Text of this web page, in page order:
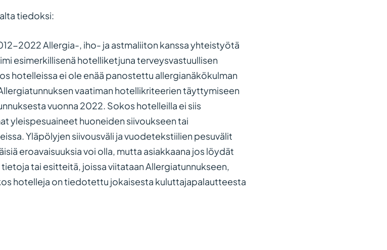
tiedoksi:
2022 Allergia-, iho- ja astmaliiton kanssa yhteistyötä
esimerkillisenä hotelliketjuna terveysvastuullisen
hotelleissa ei ole enää panostettu allergianäkökulman
vaatiman hotellikriteerien täyttymiseen
vuonna 2022. Sokos hotelleilla ei siis
yleispesuaineet huoneiden siivoukseen tai
Yläpölyjen siivousväli ja vuodetekstiilien pesuvälit
eroavaisuuksia voi olla, mutta asiakkaana jos löydät
tai esitteitä, joissa viitataan Allergiatunnukseen,
hotelleja on tiedotettu jokaisesta kuluttajapalautteesta